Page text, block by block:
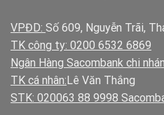
VPĐD: Số 609, Nguyễn Trãi,
TK công ty: 0200 6532 6869
Ngân Hàng Sacombank chi
TK cá nhân:Lê Văn Thắng
STK: 020063 88 9998